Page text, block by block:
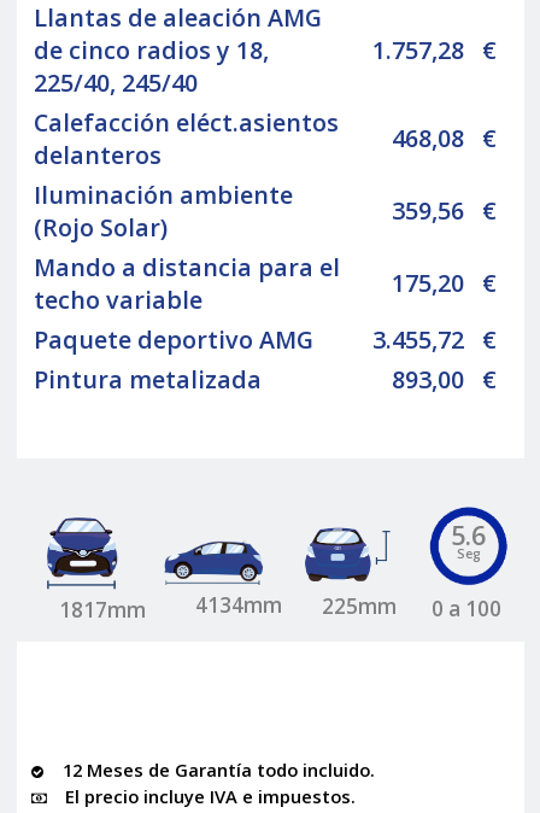
Llantas de aleación AMG
de cinco radios y 18,
225/40, 245/40
1.757,28 €
Calefacción eléct.asientos
delanteros
468,08 €
Iluminación ambiente
(Rojo Solar)
359,56 €
Mando a distancia para el
techo variable
175,20 €
Paquete deportivo AMG
3.455,72 €
Pintura metalizada
893,00 €
1817mm 4134mm 225mm
5.6
Seg
0 a 100
12 Meses de Garantía todo incluido.
El precio incluye IVA e impuestos.